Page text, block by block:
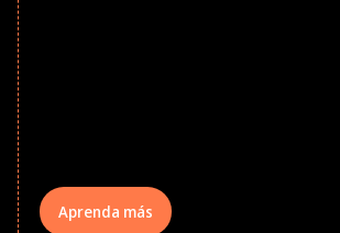
Aprenda más